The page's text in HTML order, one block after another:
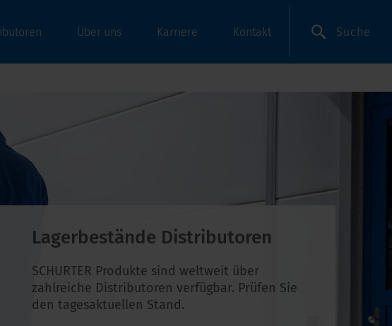
Über uns Karriere Kontakt Suche
Lagerbestände Distributoren
SCHURTER Produkte sind weltweit über
zahlreiche Distributoren verfügbar. Prüfen Sie
den tagesaktuellen Stand.